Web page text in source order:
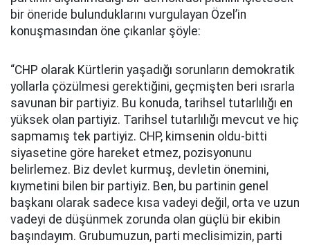
bir öneride bulunduklarını vurgulayan Özel’in
konuşmasından öne çıkanlar şöyle:
“CHP olarak Kürtlerin yaşadığı sorunların demokratik
yollarla çözülmesi gerektiğini, geçmişten beri ısrarla
savunan bir partiyiz. Bu konuda, tarihsel tutarlılığı en
yüksek olan partiyiz. Tarihsel tutarlılığı mevcut ve hiç
sapmamış tek partiyiz. CHP, kimsenin oldu-bitti
siyasetine göre hareket etmez, pozisyonunu
belirlemez. Biz devlet kurmuş, devletin önemini,
kıymetini bilen bir partiyiz. Ben, bu partinin genel
başkanı olarak sadece kısa vadeyi değil, orta ve uzun
vadeyi de düşünmek zorunda olan güçlü bir ekibin
başındayım. Grubumuzun, parti meclisimizin, parti